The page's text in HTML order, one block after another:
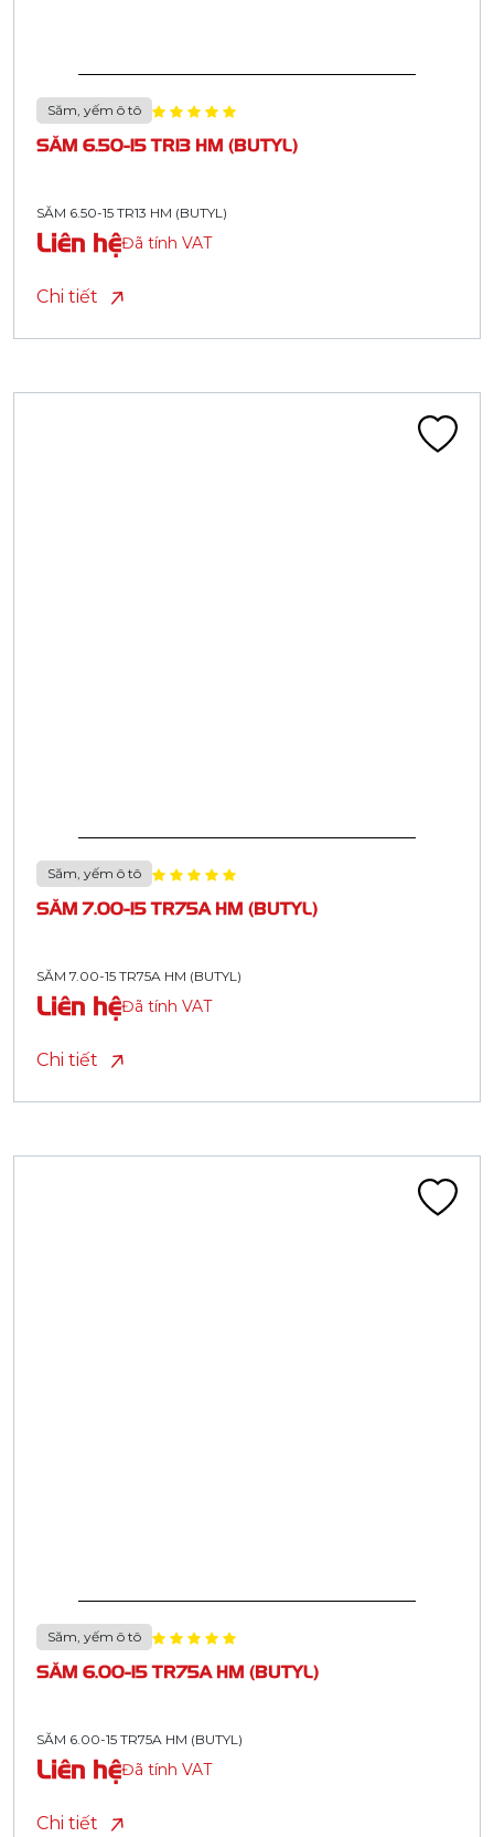
Săm, yếm ô tô
SĂM 6.50-15 TR13 HM (BUTYL)
SĂM 6.50-15 TR13 HM (BUTYL)
Liên hệĐã tính VAT
Chi tiết
Săm, yếm ô tô
SĂM 7.00-15 TR75A HM (BUTYL)
SĂM 7.00-15 TR75A HM (BUTYL)
Liên hệĐã tính VAT
Chi tiết
Săm, yếm ô tô
SĂM 6.00-15 TR75A HM (BUTYL)
SĂM 6.00-15 TR75A HM (BUTYL)
Liên hệĐã tính VAT
Chi tiết